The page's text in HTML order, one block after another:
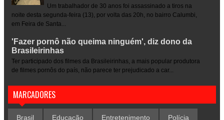
Um trabalhador de 30 anos foi assassinado a tiros na
noite desta segunda-feira (13), por volta das 20h, no bairro Calumbi,
em Feira de Santa...
'Fazer pornô não queima ninguém', diz dono da
Brasileirinhas
Ter participado dos filmes da Brasileirinhas, a mais popular produtora
de filmes pornôs do país, não parece ter prejudicado a car...
MARCADORES
Brasil Educação Entretenimento Polícia